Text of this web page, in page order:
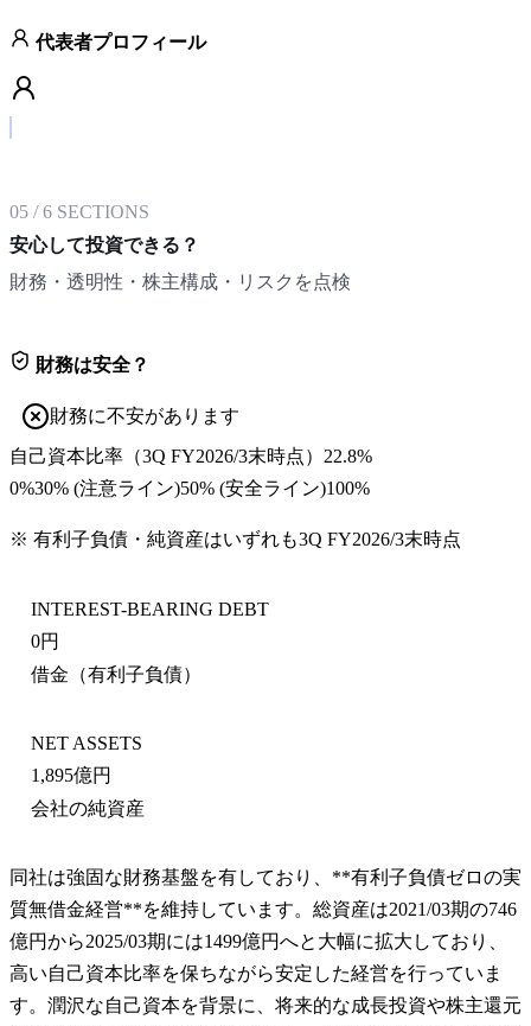
代表者プロフィール
05 /6 SECTIONS
安心して投資できる？
財務・透明性・株主構成・リスクを点検
財務は安全？
財務に不安があります
自己資本比率 （3Q FY2026/3末時点） 22.8%
0%30% (注意ライン)50% (安全ライン)100%
※ 有利子負債・純資産はいずれも3Q FY2026/3末時点
INTEREST-BEARING DEBT
0円
借金（有利子負債）
NET ASSETS
1,895億円
会社の純資産
同社は強固な財務基盤を有しており、**有利子負債ゼロの実
質無借金経営**を維持しています。総資産は2021/03期の746
億円から2025/03期には1499億円へと大幅に拡大しており、
高い自己資本比率を保ちながら安定した経営を行っていま
す。潤沢な自己資本を背景に、将来的な成長投資や株主還元